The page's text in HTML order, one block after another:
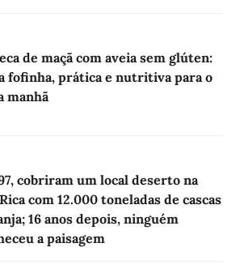
de maçã com aveia sem glúten:
fofinha, prática e nutritiva para o
manhã
cobriram um local deserto na
com 12.000 toneladas de cascas
16 anos depois, ninguém
a paisagem